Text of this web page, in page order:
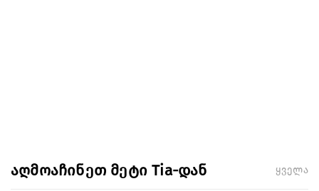
აღმოაჩინეთ მეტი Tia-დან ყველა